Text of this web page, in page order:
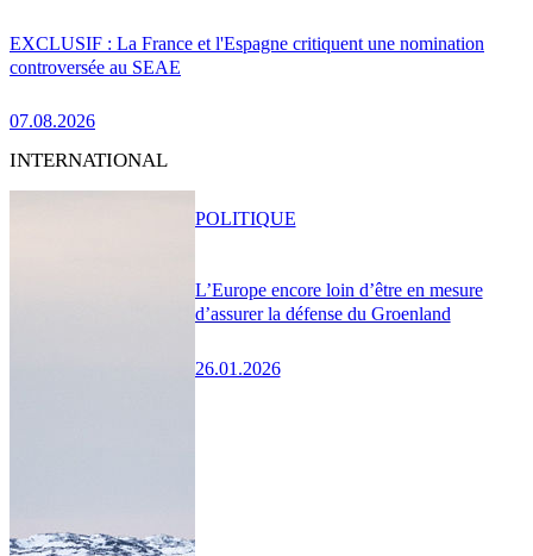
EXCLUSIF : La France et l'Espagne critiquent une nomination
controversée au SEAE
07.08.2026
INTERNATIONAL
L’Europe encore loin d’être en mesure
d’assurer la défense du Groenland
26.01.2026
POLITIQUE